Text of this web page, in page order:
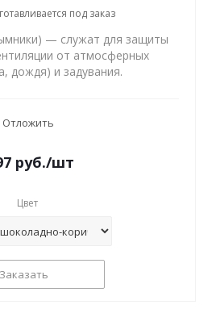
под заказ
— служат для защиты
от атмосферных
дождя) и задувания.
Отложить
руб./шт
Цвет
Заказать